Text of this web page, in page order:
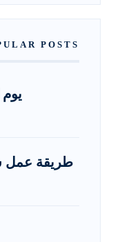
POSTS
طريقة عمل